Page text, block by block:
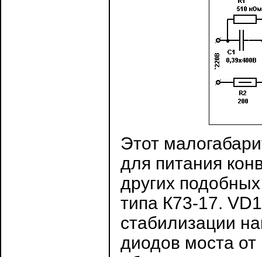
Этот
для питания
других
типа К73-17.
стабилизации
диодов моста